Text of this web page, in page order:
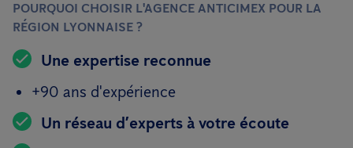
POURQUOI CHOISIR L'AGENCE ANTICIMEX POUR LA
RÉGION LYONNAISE ?
Une expertise reconnue
+90 ans d'expérience
Un réseau d’experts à votre écoute